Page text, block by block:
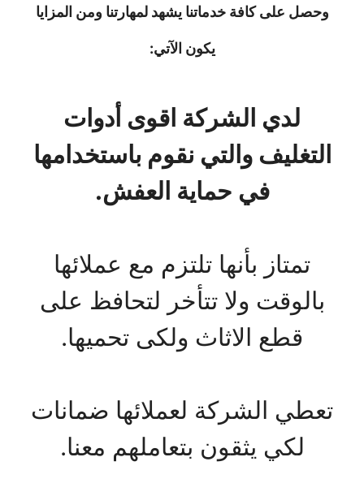
وحصل على كافة خدماتنا يشهد لمهارتنا ومن المزايا
يكون الآتي:
لدي الشركة اقوى أدوات
التغليف والتي نقوم باستخدامها
في حماية العفش.
تمتاز بأنها تلتزم مع عملائها
بالوقت ولا تتأخر لتحافظ على
قطع الاثاث ولكى تحميها.
تعطي الشركة لعملائها ضمانات
لكي يثقون بتعاملهم معنا.